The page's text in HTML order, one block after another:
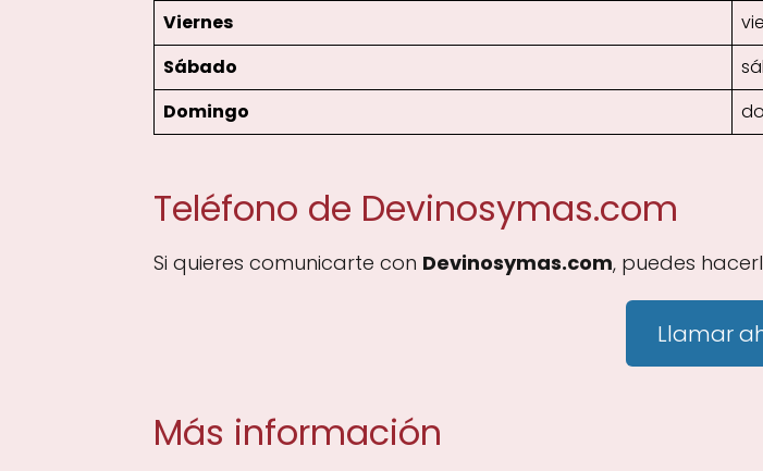
Viernes
Sábado
Domingo
Teléfono de Devinosymas.com
Si quieres comunicarte con Devinosymas.com, puedes
Llamar
Más información